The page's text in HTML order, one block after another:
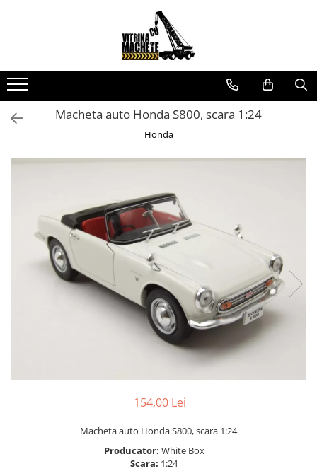
Machete utilaje de constructii
Machete macarale si alte utilaje de
Machete utilaje pentru drumuri
Alte machete de utilaje
Machete camioane
Machete basculante
Machete camioane
Machete camionete si dubite
Machete autoturisme
Machete autoturisme clasice
Macheta auto Honda S800, scara 1:24
Honda
154,00 Lei
Macheta auto Honda S800, scara 1:24
Producator: White Box
Scara: 1:24